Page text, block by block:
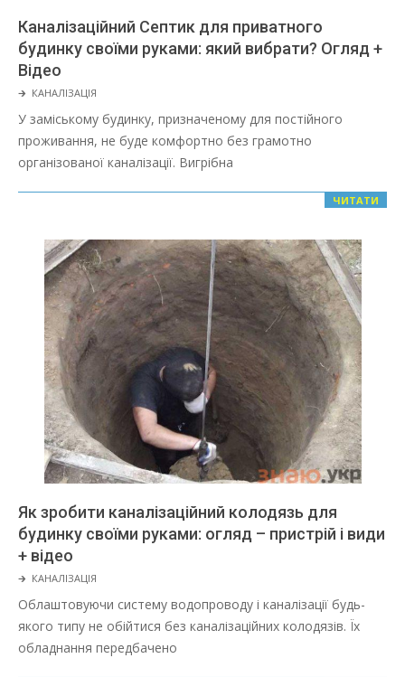
Каналізаційний Септик для приватного
будинку своїми руками: який вибрати? Огляд +
Відео
2022-
02-
01
🡲 КАНАЛІЗАЦІЯ
У заміському будинку, призначеному для постійного
проживання, не буде комфортно без грамотно
організованої каналізації. Вигрібна
ЧИТАТИ
Як зробити каналізаційний колодязь для
будинку своїми руками: огляд – пристрій і види
+ відео
2022-
02-
01
🡲 КАНАЛІЗАЦІЯ
Облаштовуючи систему водопроводу і каналізації будь-
якого типу не обійтися без каналізаційних колодязів. Їх
обладнання передбачено